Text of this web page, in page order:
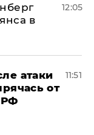
в
12:05
атаки
от
РФ
11:51